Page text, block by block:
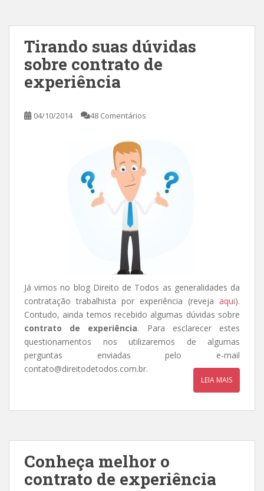
Tirando suas dúvidas
sobre contrato de
experiência
04/10/2014 48 Comentários
Já vimos no blog Direito de Todos as generalidades da
contratação trabalhista por experiência (reveja aqui).
Contudo, ainda temos recebido algumas dúvidas sobre
contrato de experiência. Para esclarecer estes
questionamentos nos utilizaremos de algumas
perguntas enviadas pelo e-mail
contato@direitodetodos.com.br.
LEIA MAIS
Conheça melhor o
contrato de experiência